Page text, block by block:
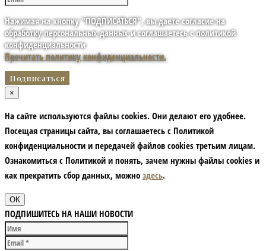
Нажимая на кнопку "ПОДПИСАТЬСЯ", вы даете согласие на
обработку персональных данных и соглашаетесь с политикой
конфиденциальности
Прочитать политику конфиденциальности.
×
На сайте используются файлы cookies. Они делают его удобнее.
Посещая страницы сайта, вы соглашаетесь с Политикой
конфиденциальности и передачей файлов cookies третьим лицам.
Ознакомиться с Политикой и понять, зачем нужны файлы сookies и
как прекратить сбор данных, можно здесь.
ОК
ПОДПИШИТЕСЬ НА НАШИ НОВОСТИ